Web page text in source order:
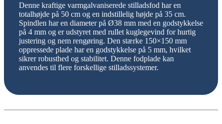
Denne kraftige varmgalvaniserede stilladsfod har en
totalhøjde på 50 cm og en indstillelig højde på 35 cm.
Spindlen har en diameter på Ø38 mm med en godstykkelse
på 4 mm og er udstyret med rullet kuglegevind for hurtig
justering og nem rengøring. Den stærke 150×150 mm
oppressede plade har en godstykkelse på 5 mm, hvilket
sikrer robusthed og stabilitet. Denne fodplade kan
anvendes til flere forskellige stilladssystemer.